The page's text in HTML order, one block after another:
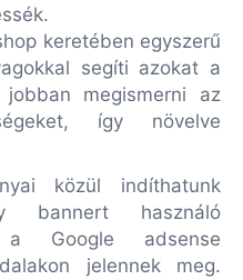
keretében egyszerű
segíti azokat a
megismerni az
így növelve
közül indíthatunk
bannert használó
a Google adsense
jelennek meg.